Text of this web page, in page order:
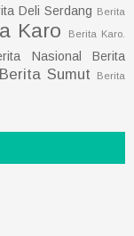
Deli Serdang Berita
Karo Berita Karo.
Nasional
Berita
Berita Sumut
Berita